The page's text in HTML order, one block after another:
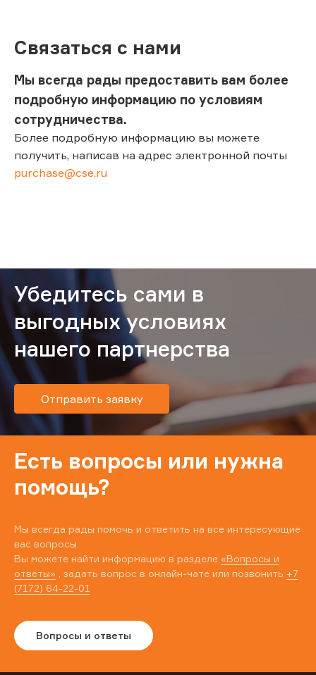
Связаться с нами
Мы всегда рады предоставить вам более
подробную информацию по условиям
сотрудничества.
Более подробную информацию вы можете
получить, написав на адрес электронной почты
purchase@cse.ru
Убедитесь сами в
выгодных условиях
нашего партнерства
Отправить заявку
Есть вопросы или нужна
помощь?
Мы всегда рады помочь и ответить на все интересующие
вас вопросы.
Вы можете найти информацию в разделе «Вопросы и
ответы» , задать вопрос в онлайн-чате или позвонить +7
(7172) 64-22-01
Вопросы и ответы